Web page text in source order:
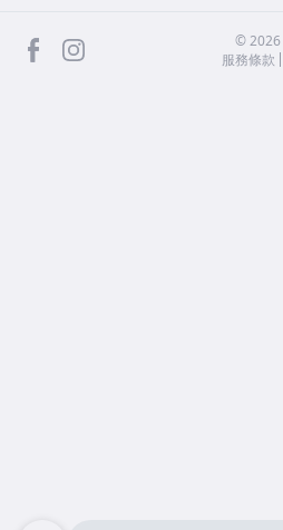
facebook ©2026
服務條款